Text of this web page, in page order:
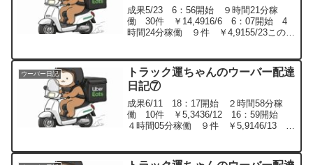
成果5/23 6：56開始 ９時間21分稼
働 30件 ￥14,4916/6 6：07開始 4
時間24分稼働 ９件 ￥4,9155/23この日
した。１件目 牛タン屋 8....
ウーバー日記
トラック運ちゃんのウーバー配達
日記⑦
成果6/11 18：17開始 ２時間58分稼
働 10件 ￥5,3436/12 16：59開始
４時間05分稼働 ９件 ￥5,9146/13
稼働 2...